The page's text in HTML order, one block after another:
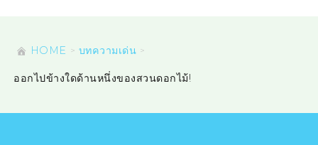
HOME บทความเด่น
ออกไปข้างใดด้านหนึ่งของสวนดอกไม้!